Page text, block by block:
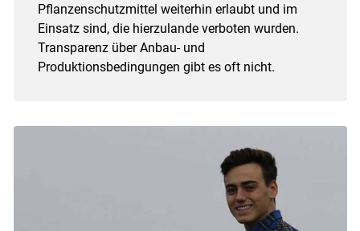
Pflanzenschutzmittel weiterhin erlaubt und im
Einsatz sind, die hierzulande verboten wurden.
Transparenz über Anbau- und
Produktionsbedingungen gibt es oft nicht.